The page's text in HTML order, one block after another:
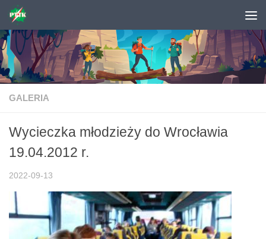
Skip to content
GALERIA
Wycieczka młodzieży do Wrocławia
19.04.2012 r.
2022-09-13